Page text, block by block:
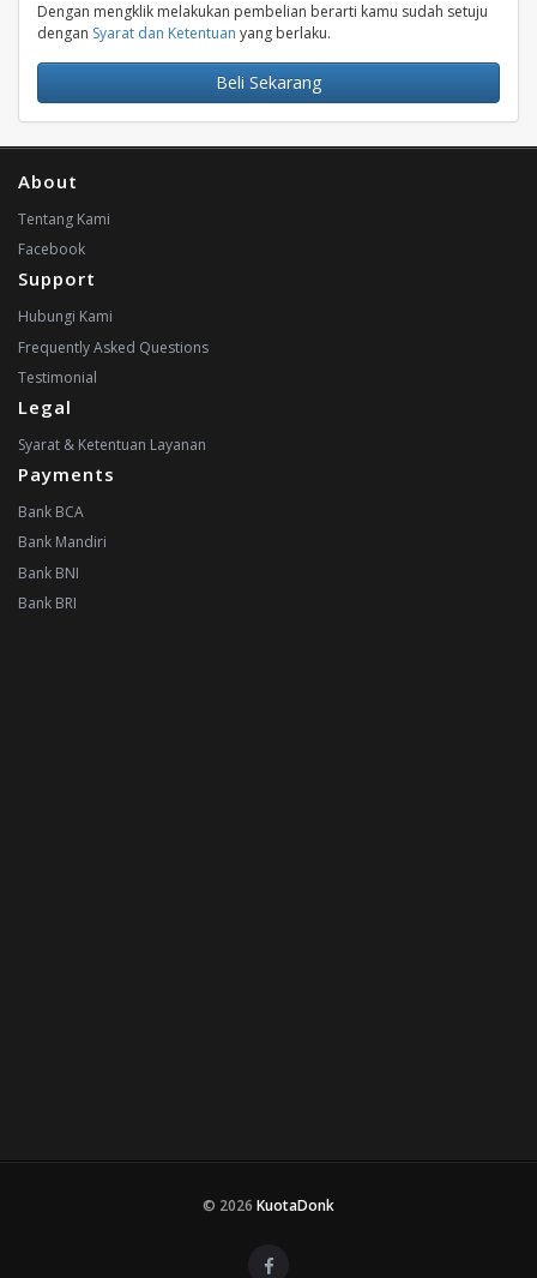
Dengan mengklik melakukan pembelian berarti kamu sudah setuju
dengan Syarat dan Ketentuan yang berlaku.
Beli Sekarang
About
Tentang Kami
Facebook
Support
Hubungi Kami
Frequently Asked Questions
Testimonial
Legal
Syarat & Ketentuan Layanan
Payments
Bank BCA
Bank Mandiri
Bank BNI
Bank BRI
© 2026 KuotaDonk